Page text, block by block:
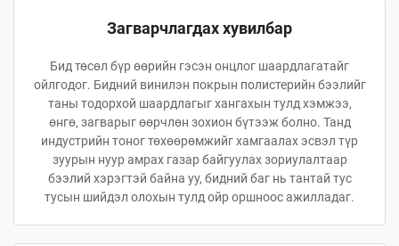
Загварчлагдах хувилбар
Бид төсөл бүр өөрийн гэсэн онцлог шаардлагатайг
ойлгодог. Бидний винилэн покрын полистерийн бээлийг
таны тодорхой шаардлагыг хангахын тулд хэмжээ,
өнгө, загварыг өөрчлөн зохион бүтээж болно. Танд
индустрийн тоног төхөөрөмжийг хамгаалах эсвэл түр
зуурын нуур амрах газар байгуулах зориулалтаар
бээлий хэрэгтэй байна уу, бидний баг нь тантай тус
тусын шийдэл олохын тулд ойр оршноос ажилладаг.